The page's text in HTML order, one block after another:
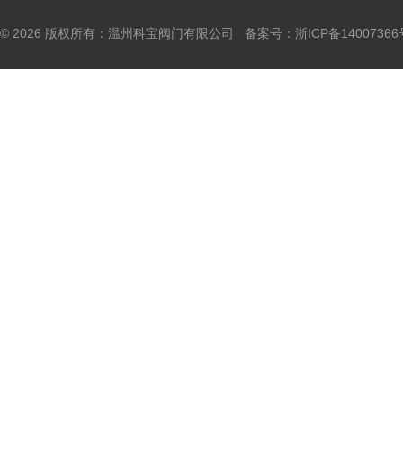
© 2026 版权所有：温州科宝阀门有限公司 备案号： 浙ICP备14007366